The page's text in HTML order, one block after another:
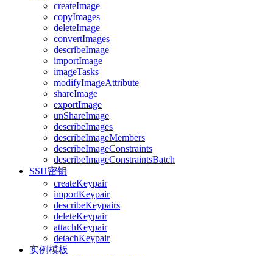
createImage
copyImages
deleteImage
convertImages
describeImage
importImage
imageTasks
modifyImageAttribute
shareImage
exportImage
unShareImage
describeImages
describeImageMembers
describeImageConstraints
describeImageConstraintsBatch
SSH密钥
createKeypair
importKeypair
describeKeypairs
deleteKeypair
attachKeypair
detachKeypair
实例模板